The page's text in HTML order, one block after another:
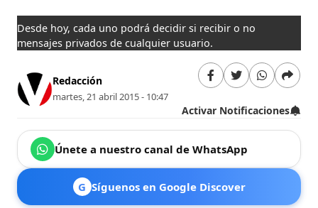
Desde hoy, cada uno podrá decidir si recibir o no
mensajes privados de cualquier usuario.
Redacción
martes, 21 abril 2015 - 10:47
Activar Notificaciones
Únete a nuestro canal de WhatsApp
G Síguenos en Google Discover